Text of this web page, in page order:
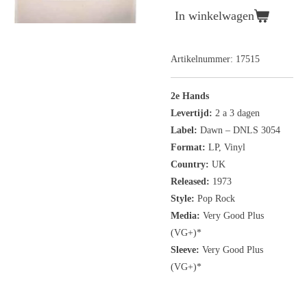
In winkelwagen
Artikelnummer: 17515
2e Hands
Levertijd: 2 a 3 dagen
Label: Dawn ‎– DNLS 3054
Format: LP, Vinyl
Country: UK
Released: 1973
Style: Pop Rock
Media: Very Good Plus
(VG+)*
Sleeve: Very Good Plus
(VG+)*